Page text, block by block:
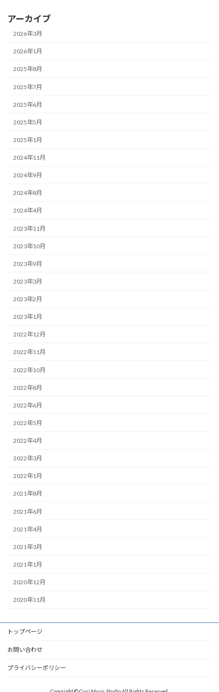
アーカイブ
2026年3月
2026年1月
2025年8月
2025年7月
2025年6月
2025年5月
2025年1月
2024年11月
2024年9月
2024年8月
2024年4月
2023年11月
2023年10月
2023年9月
2023年3月
2023年2月
2023年1月
2022年12月
2022年11月
2022年10月
2022年8月
2022年6月
2022年5月
2022年4月
2022年3月
2022年1月
2021年8月
2021年6月
2021年4月
2021年3月
2021年1月
2020年12月
2020年11月
トップページ
お問い合わせ
プライバシーポリシー